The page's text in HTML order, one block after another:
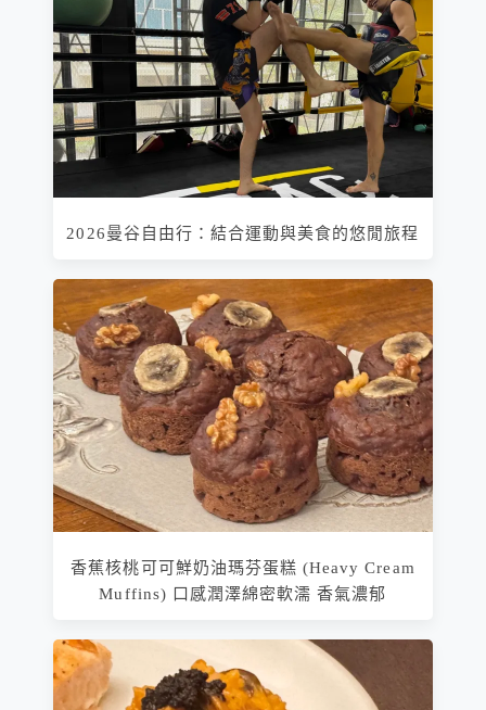
2026曼谷自由行：結合運動與美食的悠閒旅程
香蕉核桃可可鮮奶油瑪芬蛋糕 (Heavy Cream
Muffins) 口感潤澤綿密軟濡 香氣濃郁